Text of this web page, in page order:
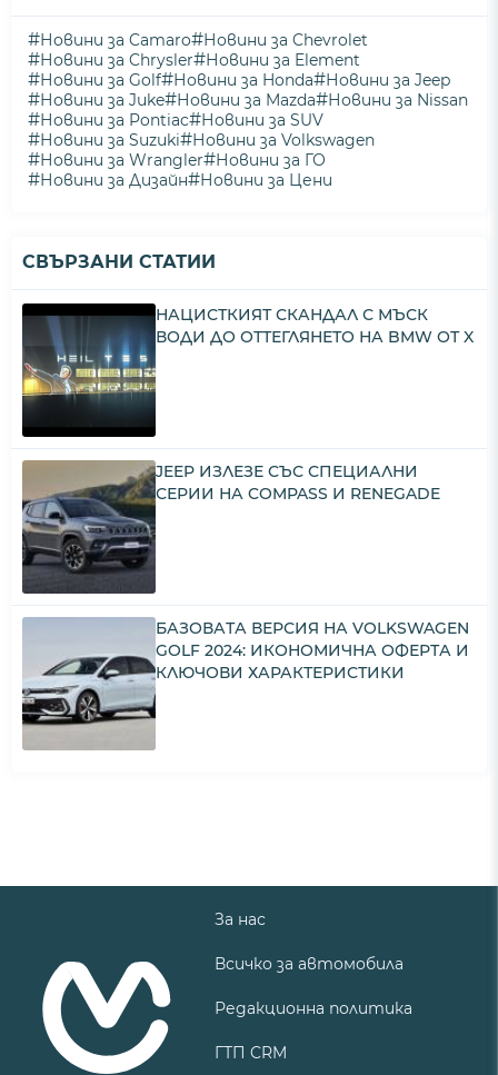
#Новини за Camaro#Новини за Chevrolet
#Новини за Chrysler#Новини за Element
#Новини за Golf#Новини за Honda#Новини за Jeep
#Новини за Juke#Новини за Mazda#Новини за Nissan
#Новини за Pontiac#Новини за SUV
#Новини за Suzuki#Новини за Volkswagen
#Новини за Wrangler#Новини за ГО
#Новини за Дизайн#Новини за Цени
СВЪРЗАНИ СТАТИИ
НАЦИСТКИЯТ СКАНДАЛ С МЪСК
ВОДИ ДО ОТТЕГЛЯНЕТО НА BMW ОТ X
JEEP ИЗЛЕЗЕ СЪС СПЕЦИАЛНИ
СЕРИИ НА COMPASS И RENEGADE
БАЗОВАТА ВЕРСИЯ НА VOLKSWAGEN
GOLF 2024: ИКОНОМИЧНА ОФЕРТА И
КЛЮЧОВИ ХАРАКТЕРИСТИКИ
За нас
Всичко за автомобила
Редакционна политика
ГТП CRM